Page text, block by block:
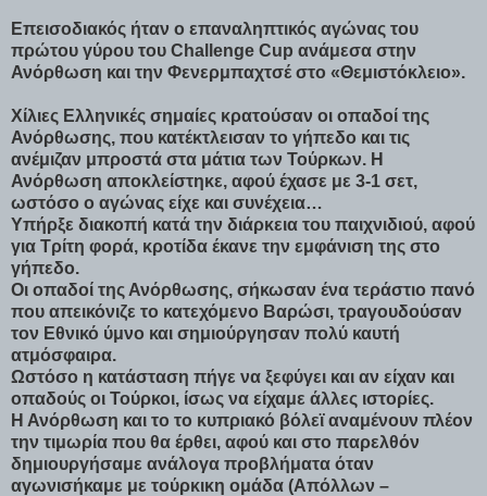
Επεισοδιακός ήταν ο επαναληπτικός αγώνας του
πρώτου γύρου του Challenge Cup ανάμεσα στην
Ανόρθωση και την Φενερμπαχτσέ στο «Θεμιστόκλειο».
Χίλιες Ελληνικές σημαίες κρατούσαν οι οπαδοί της
Ανόρθωσης, που κατέκτλεισαν το γήπεδο και τις
ανέμιζαν μπροστά στα μάτια των Τούρκων. Η
Ανόρθωση αποκλείστηκε, αφού έχασε με 3-1 σετ,
ωστόσο ο αγώνας είχε και συνέχεια…
Υπήρξε διακοπή κατά την διάρκεια του παιχνιδιού, αφού
για Τρίτη φορά, κροτίδα έκανε την εμφάνιση της στο
γήπεδο.
Οι οπαδοί της Ανόρθωσης, σήκωσαν ένα τεράστιο πανό
που απεικόνιζε το κατεχόμενο Βαρώσι, τραγουδούσαν
τον Εθνικό ύμνο και σημιούργησαν πολύ καυτή
ατμόσφαιρα.
Ωστόσο η κατάσταση πήγε να ξεφύγει και αν είχαν και
οπαδούς οι Τούρκοι, ίσως να είχαμε άλλες ιστορίες.
Η Ανόρθωση και το το κυπριακό βόλεϊ αναμένουν πλέον
την τιμωρία που θα έρθει, αφού και στο παρελθόν
δημιουργήσαμε ανάλογα προβλήματα όταν
αγωνισήκαμε με τούρκικη ομάδα (Απόλλων –